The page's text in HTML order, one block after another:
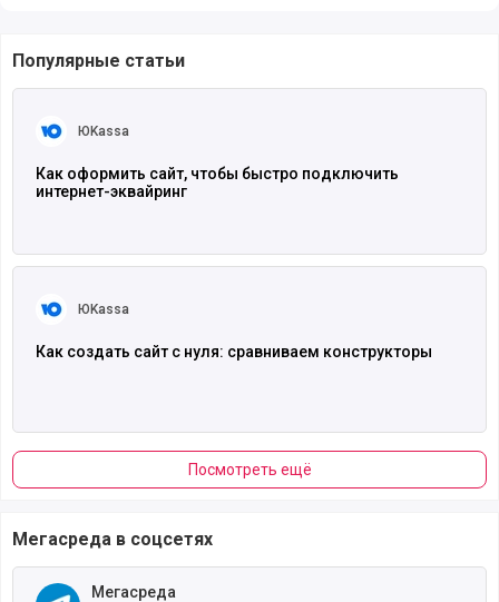
Популярные статьи
ЮKassa
Как оформить сайт, чтобы быстро подключить
интернет-эквайринг
ЮKassa
Как создать сайт с нуля: сравниваем конструкторы
Посмотреть ещё
Мегасреда в соцсетях
Мегасреда